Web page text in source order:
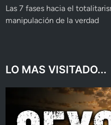
Las 7 fases hacia el
manipulación de la verdad
LO MAS VISITADO...